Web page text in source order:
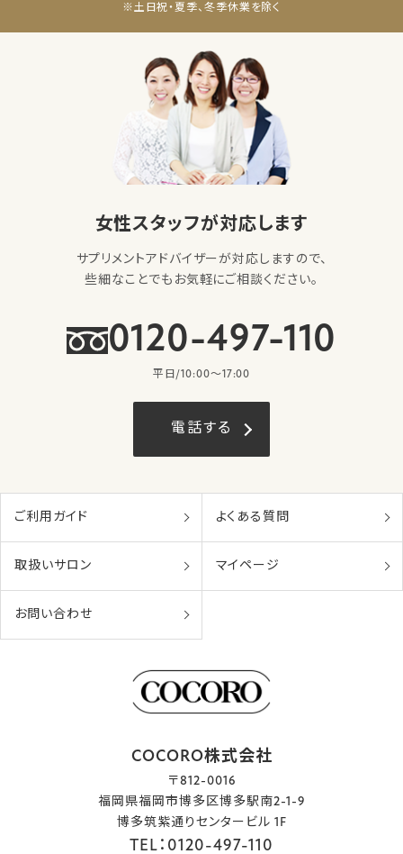
※土日祝・夏季、冬季休業を除く
女性スタッフが対応します
サプリメントアドバイザーが対応しますので、
些細なことでもお気軽にご相談ください。
0120-497-110
平日/10:00〜17:00
電話する
ご利用ガイド よくある質問
取扱いサロン マイページ
お問い合わせ
COCORO株式会社
〒812-0016
福岡県福岡市博多区博多駅南2-1-9
博多筑紫通りセンタービル 1F
TEL：0120-497-110